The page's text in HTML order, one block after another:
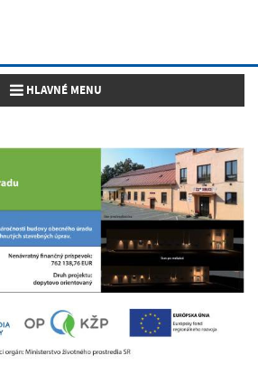
Toggle navigation
HLAVNÉ MENU